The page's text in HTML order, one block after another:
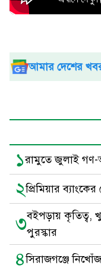
আমার দেশের
১রামুতে জুলাই গণ-
২প্রিমিয়ার
৩বইপড়ায় কৃতিত্ব,
পুরস্কার
৪সিরাজগঞ্জে